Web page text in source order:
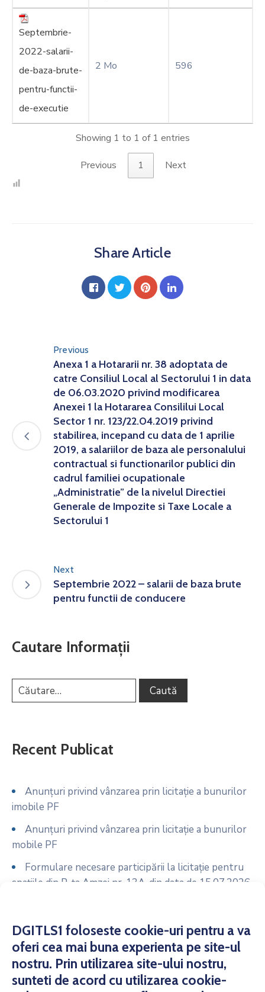
DGITLS1 foloseste cookie-uri pentru a va
oferi cea mai buna experienta pe site-ul
nostru. Prin utilizarea site-ului nostru,
sunteti de acord cu utilizarea cookie-
Septembrie-
2022-salarii-
de-baza-brute-
pentru-functii-
de-executie
2 Mo 596
Showing 1 to 1 of 1 entries
Previous 1 Next
Share Article
Previous
Anexa 1 a Hotararii nr. 38 adoptata de
catre Consiliul Local al Sectorului 1 in data
de 06.03.2020 privind modificarea
Anexei 1 la Hotararea Consililui Local
Sector 1 nr. 123/22.04.2019 privind
stabilirea, incepand cu data de 1 aprilie
2019, a salariilor de baza ale personalului
contractual si functionarilor publici din
cadrul familiei ocupationale
„Administratie” de la nivelul Directiei
Generale de Impozite si Taxe Locale a
Sectorului 1
Next
Septembrie 2022 – salarii de baza brute
pentru functii de conducere
Cautare Informații
Recent Publicat
Anunțuri privind vânzarea prin licitație a bunurilor
imobile PF
Anunțuri privind vânzarea prin licitație a bunurilor
mobile PF
Formulare necesare participării la licitație pentru
spațiile din P-ța Amzei nr. 13A, din data de 15.07.2026
Formulare necesare participării la licitație pentru
spațiile din P-ța 16 Februarie – Bazar, din data de
14.07.2026